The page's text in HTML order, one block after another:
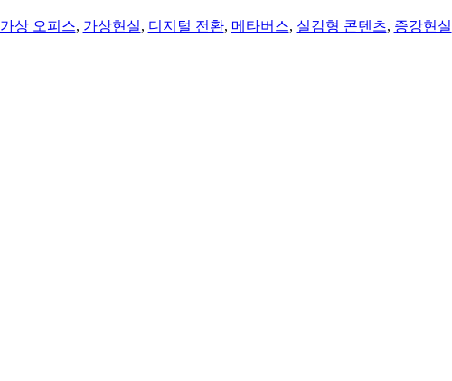
가상 오피스, 가상현실, 디지털 전환, 메타버스, 실감형 콘텐츠, 증강현실